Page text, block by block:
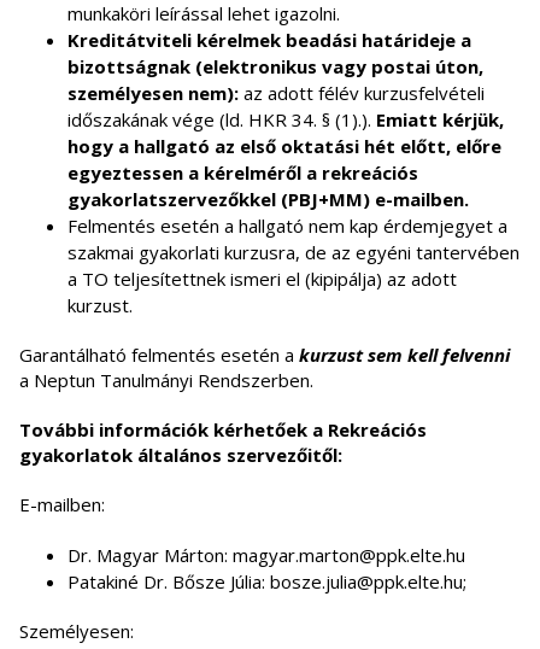
munkaköri leírással lehet igazolni.
Kreditátviteli kérelmek beadási határideje a
bizottságnak (elektronikus vagy postai úton,
személyesen nem): az adott félév kurzusfelvételi
időszakának vége (ld. HKR 34. § (1).). Emiatt kérjük,
hogy a hallgató az első oktatási hét előtt, előre
egyeztessen a kérelméről a rekreációs
gyakorlatszervezőkkel (PBJ+MM) e-mailben.
Felmentés esetén a hallgató nem kap érdemjegyet a
szakmai gyakorlati kurzusra, de az egyéni tantervében
a TO teljesítettnek ismeri el (kipipálja) az adott
kurzust.
Garantálható felmentés esetén a kurzust sem kell felvenni
a Neptun Tanulmányi Rendszerben.
További információk kérhetőek a Rekreációs
gyakorlatok általános szervezőitől:
E-mailben:
Dr. Magyar Márton: magyar.marton@ppk.elte.hu
Patakiné Dr. Bősze Júlia: bosze.julia@ppk.elte.hu;
Személyesen: